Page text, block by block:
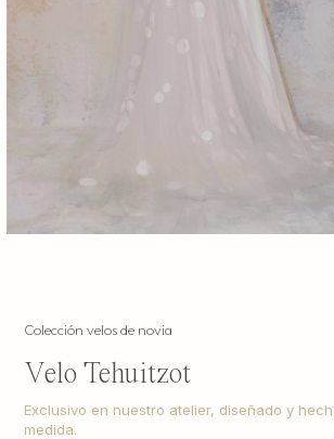
Velo Tehuitzot
Exclusivo en nuestro atelier, diseñado y
medida.
Colección velos de novia